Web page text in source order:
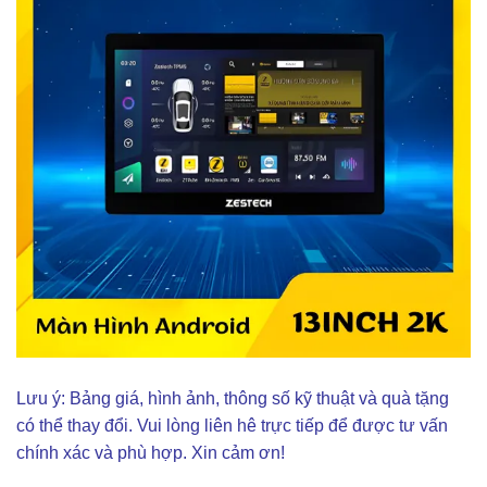
Lưu ý: Bảng giá, hình ảnh, thông số kỹ thuật và quà tặng
có thể thay đổi. Vui lòng liên hê trực tiếp để được tư vấn
chính xác và phù hợp. Xin cảm ơn!